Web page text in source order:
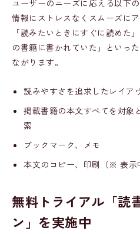
ユーザーのニーズに応える以下
情報にストレスなくスムーズに
「読みたいときにすぐに読めた
の書籍に書かれていた」といっ
ながります。
読みやすさを追求したレイア
掲載書籍の本文すべてを対象
索
ブックマーク、メモ
本文のコピー、印刷（※ 表示
無料トライアル「読
ン」を実施中